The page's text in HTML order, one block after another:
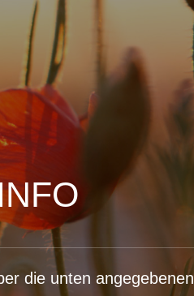
die unten angegebenen